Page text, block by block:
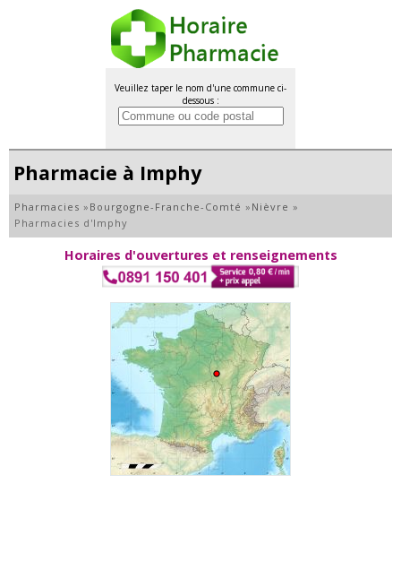
Veuillez taper le nom d'une commune ci-
dessous :
Pharmacie à Imphy
Pharmacies » Bourgogne-Franche-Comté » Nièvre »
Pharmacies d'Imphy
Horaires d'ouvertures et renseignements